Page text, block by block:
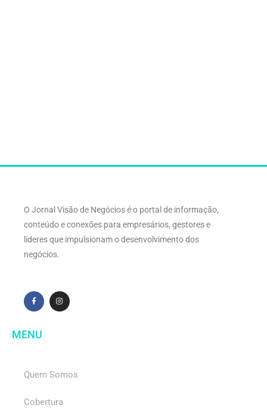
O Jornal Visão de Negócios é o portal de informação,
conteúdo e conexões para empresários, gestores e
líderes que impulsionam o desenvolvimento dos
negócios.
MENU
Quem Somos
Cobertura